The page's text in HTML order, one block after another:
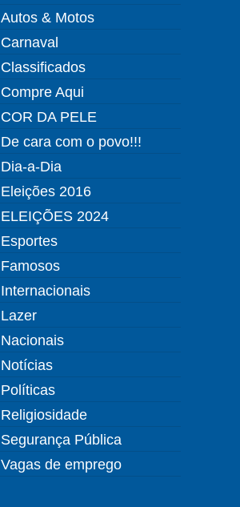
Autos & Motos
Carnaval
Classificados
Compre Aqui
COR DA PELE
De cara com o povo!!!
Dia-a-Dia
Eleições 2016
ELEIÇÕES 2024
Esportes
Famosos
Internacionais
Lazer
Nacionais
Notícias
Políticas
Religiosidade
Segurança Pública
Vagas de emprego